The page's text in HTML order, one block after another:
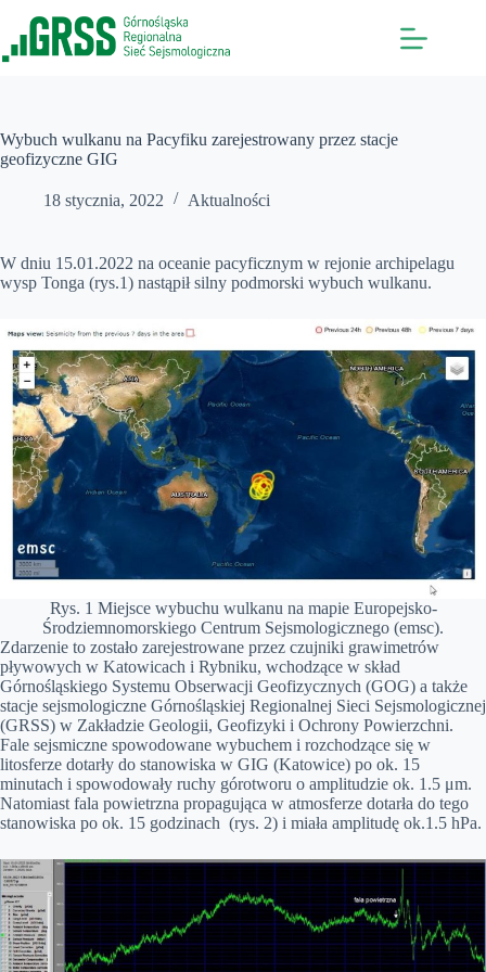
treści
Wybuch wulkanu na Pacyfiku zarejestrowany przez stacje
geofizyczne GIG
18 stycznia, 2022 Aktualności
W dniu 15.01.2022 na oceanie pacyficznym w rejonie archipelagu
wysp Tonga (rys.1) nastąpił silny podmorski wybuch wulkanu.
Rys. 1 Miejsce wybuchu wulkanu na mapie Europejsko-
Środziemnomorskiego Centrum Sejsmologicznego (emsc).
Zdarzenie to zostało zarejestrowane przez czujniki grawimetrów
pływowych w Katowicach i Rybniku, wchodzące w skład
Górnośląskiego Systemu Obserwacji Geofizycznych (GOG) a także
stacje sejsmologiczne Górnośląskiej Regionalnej Sieci Sejsmologicznej
(GRSS) w Zakładzie Geologii, Geofizyki i Ochrony Powierzchni.
Fale sejsmiczne spowodowane wybuchem i rozchodzące się w
litosferze dotarły do stanowiska w GIG (Katowice) po ok. 15
minutach i spowodowały ruchy górotworu o amplitudzie ok. 1.5 μm.
Natomiast fala powietrzna propagująca w atmosferze dotarła do tego
stanowiska po ok. 15 godzinach (rys. 2) i miała amplitudę ok.1.5 hPa.